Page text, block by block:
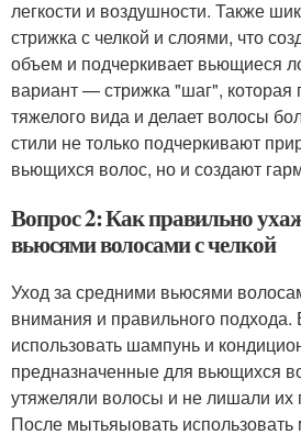
легкости и воздушности. Также
стрижка с челкой и слоями, что
объем и подчеркивает вьющиеся
вариант — стрижка "шаг", которая
тяжелого вида и делает волосы
стили не только подчеркивают
вьющихся волос, но и создают
Вопрос 2: Как правильно
вьюсями волосами с челкой
Уход за средними вьюсями
внимания и правильного
использовать шампунь и
предназначенные для вьющихся
утяжеляли волосы и не лишали их
После мытьяыовать использовать